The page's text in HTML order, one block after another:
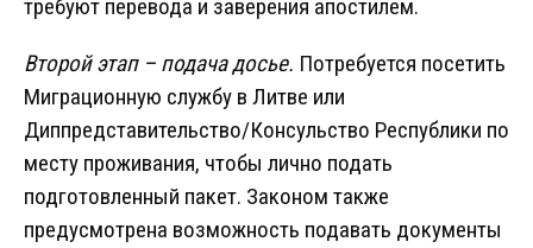
требуют перевода и заверения апостилем.
Второй этап – подача досье. Потребуется посетить
Миграционную службу в Литве или
Диппредставительство/Консульство Республики по
месту проживания, чтобы лично подать
подготовленный пакет. Законом также
предусмотрена возможность подавать документы